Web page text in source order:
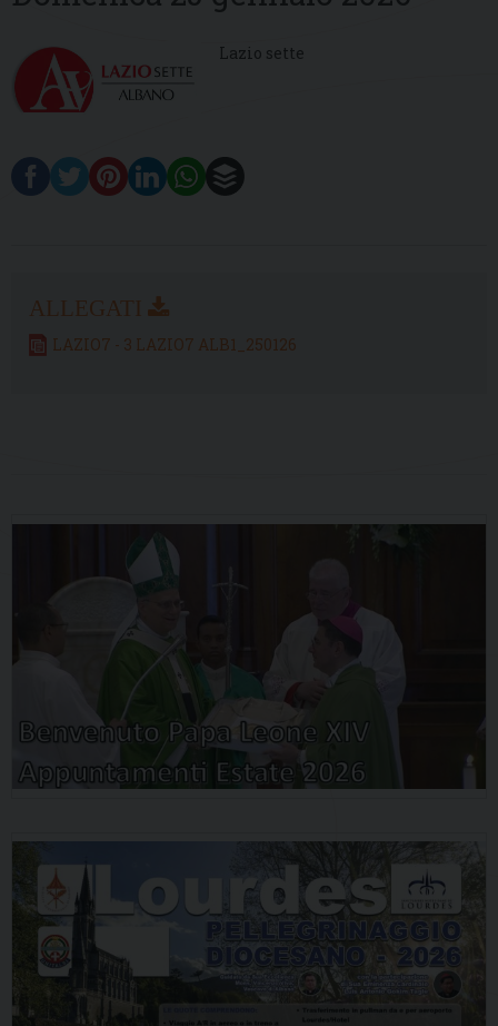
Lazio sette
LAZIO7 - 3 LAZIO7 ALB1_250126